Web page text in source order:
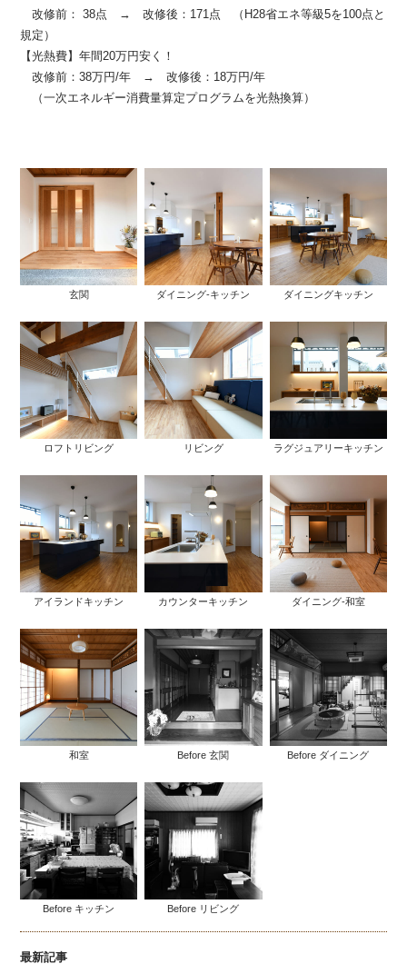
改修前： 38点 → 改修後：171点 （H28省エネ等級5を100点と
規定）
【光熱費】年間20万円安く！
改修前：38万円/年 → 改修後：18万円/年
（一次エネルギー消費量算定プログラムを光熱換算）
玄関 ダイニング-キッチン ダイニングキッチン
ロフトリビング リビング ラグジュアリーキッチン
アイランドキッチン カウンターキッチン ダイニング-和室
和室 Before 玄関 Before ダイニング
Before キッチン Before リビング
最新記事